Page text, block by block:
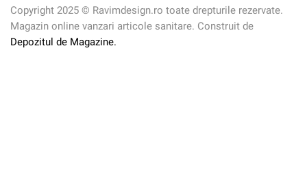
Copyright 2025 © Ravimdesign.ro toate drepturile rezervate.
Magazin online vanzari articole sanitare. Construit de
Depozitul de Magazine.